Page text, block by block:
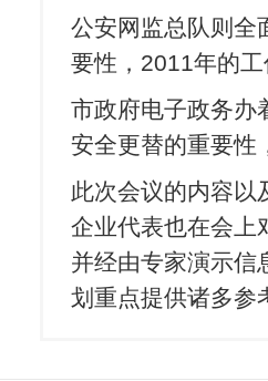
公安网监总队则全
要性，2011年的
市政府电子政务办
安全更替的重要性
此次会议的内容以
企业代表也在会上
并经由专家演示信
划重点提供诸多参